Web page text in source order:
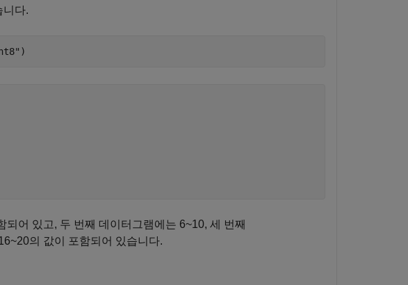
니다.
)
어 있고, 두 번째 데이터그램에는 6~10, 세 번째
의 값이 포함되어 있습니다.